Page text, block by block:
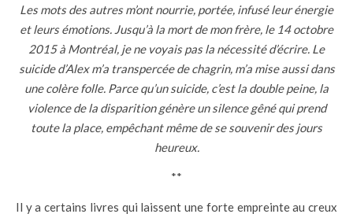
Les mots des autres m’ont nourrie, portée, infusé leur énergie
et leurs émotions. Jusqu’à la mort de mon frère, le 14 octobre
2015 à Montréal, je ne voyais pas la nécessité d’écrire. Le
suicide d’Alex m’a transpercée de chagrin, m’a mise aussi dans
une colère folle. Parce qu’un suicide, c’est la double peine, la
violence de la disparition génère un silence gêné qui prend
toute la place, empêchant même de se souvenir des jours
heureux.
**
Il y a certains livres qui laissent une forte empreinte au creux